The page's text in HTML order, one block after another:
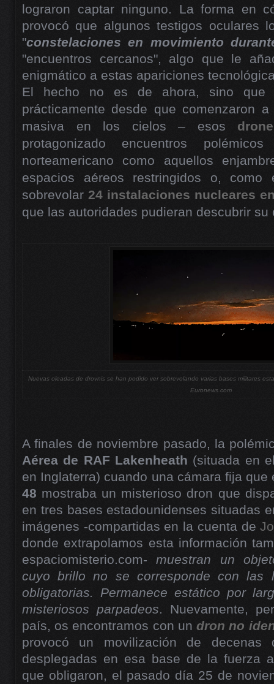
lograron captar ninguno. La forma en
provocó que algunos testigos oculares
"constelaciones en movimiento
"encuentros cercanos", algo que le
enigmático a estas apariciones
El hecho no es de ahora, sino que
prácticamente desde que comenzaron
masiva en los cielos – esos
protagonizado encuentros
norteamericano como aquellos
espacios aéreos restringidos o,
sobrevolar 24 instalaciones nucleares
que las autoridades pudieran descubrir su
Nuevas oleadas de drovnis se han podido ver sobrevolando varias bases militares
Euronews.com
A finales de noviembre pasado, la
Aérea de RAF Lakenheath (situada en
en Inglaterra) cuando una cámara fija
48 mostraba un misterioso dron que
en tres bases estadounidenses situadas
imágenes -compartidas en la cuenta de
donde extrapolamos esta información
espaciomisterio.com-muestran un
cuyo brillo no se corresponde con las
obligatorias. Permanece estático por
misteriosos parpadeos. Nuevamente,
país, os encontramos con undron no
provocó un movilización de decenas
desplegadas en esa base de la fuerza
que obligaron, el pasado día 25 de